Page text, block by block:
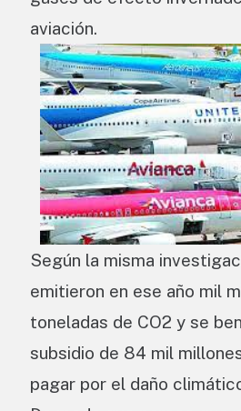
aviación.
Según la misma
emitieron en ese año mil
toneladas de CO2 y se
subsidio de 84 mil
pagar por el daño